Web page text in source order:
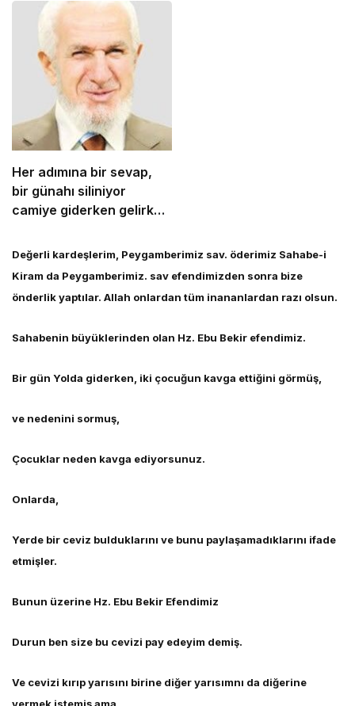
Her adımına bir sevap,
bir günahı siliniyor
camiye giderken gelirken
namazın garantisi var.
Değerli kardeşlerim, Peygamberimiz sav. öderimiz Sahabe-i
Kiram da Peygamberimiz. sav efendimizden sonra bize
önderlik yaptılar. Allah onlardan tüm inananlardan razı olsun.
Sahabenin büyüklerinden olan Hz. Ebu Bekir efendimiz.
Bir gün Yolda giderken, iki çocuğun kavga ettiğini görmüş,
ve nedenini sormuş,
Çocuklar neden kavga ediyorsunuz.
Onlarda,
Yerde bir ceviz bulduklarını ve bunu paylaşamadıklarını ifade
etmişler.
Bunun üzerine Hz. Ebu Bekir Efendimiz
Durun ben size bu cevizi pay edeyim demiş.
Ve cevizi kırıp yarısını birine diğer yarısımnı da diğerine